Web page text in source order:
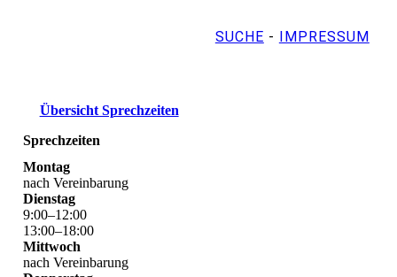
SUCHE - IMPRESSUM
Übersicht Sprechzeiten
Sprechzeiten
Montag
nach Vereinbarung
Dienstag
9:00–12:00
13:00–18:00
Mittwoch
nach Vereinbarung